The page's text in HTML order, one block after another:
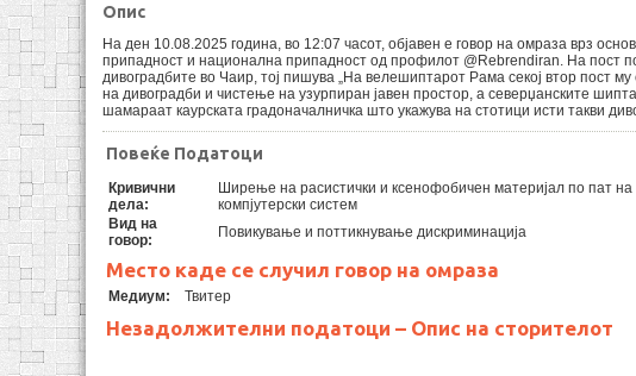
Опис
На ден 10.08.2025 година, во 12:07 часот, објавен е говор на омраза врз
припадност и национална припадност од профилот @Rebrendiran. На пост
дивоградбите во Чаир, тој пишува „На велешиптарот Рама секој втор пост
на дивоградби и чистење на узурпиран јавен простор, а северџанските
шамараат каурската градоначалничка што укажува на стотици исти такви
Повеќе Податоци
Кривични
дела:
Ширење на расистички и ксенофобичен материјал по пат на
компјутерски систем
Вид на
говор:
Повикување и поттикнување дискриминација
Место каде се случил говор на омраза
Медиум: Твитер
Незадолжителни податоци – Опис на сторителот